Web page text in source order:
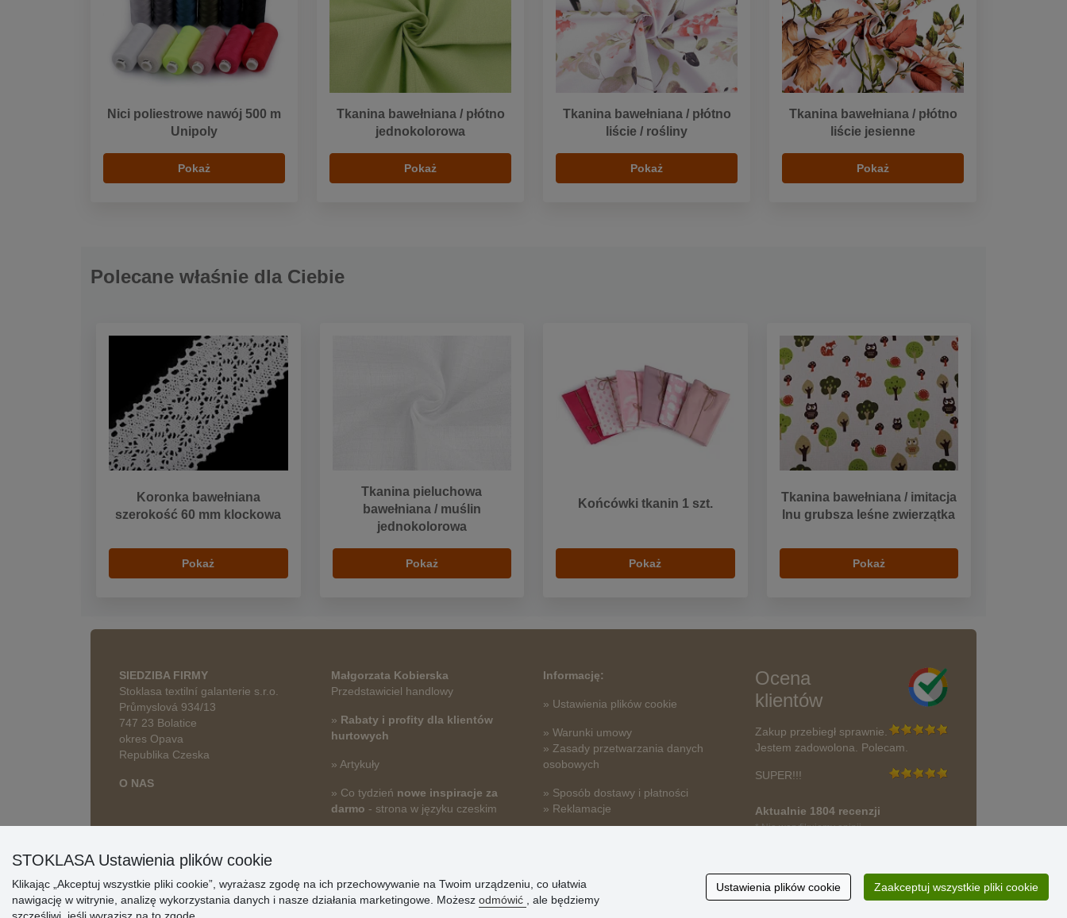
Nici poliestrowe nawój 500 m
Unipoly
Pokaż
Tkanina bawełniana / płótno
jednokolorowa
Pokaż
Tkanina bawełniana / płótno
liście / rośliny
Pokaż
Tkanina bawełniana / płótno
liście jesienne
Pokaż
Polecane właśnie dla Ciebie
Koronka bawełniana
szerokość 60 mm klockowa
Pokaż
Tkanina pieluchowa
bawełniana / muślin
jednokolorowa
Pokaż
Końcówki tkanin 1 szt.
Pokaż
Tkanina bawełniana / imitacja
lnu grubsza leśne zwierzątka
Pokaż
SIEDZIBA FIRMY
Stoklasa textilní galanterie s.r.o.
Průmyslová 934/13
747 23 Bolatice
okres Opava
Republika Czeska
O NAS
Małgorzata Kobierska
Przedstawiciel handlowy
» Rabaty i profity dla klientów
hurtowych
» Artykuły
» Co tydzień nowe inspiracje za
darmo - strona w języku czeskim
Informację:
» Ustawienia plików cookie
» Warunki umowy
» Zasady przetwarzania danych
osobowych
» Sposób dostawy i płatności
» Reklamacje
Ocena
klientów
Zakup przebiegł sprawnie.
Jestem zadowolona. Polecam.
SUPER!!!
Aktualnie 1804 recenzji
* Nie weryfikujemy opinii
STOKLASA Ustawienia plików cookie
Klikając „Akceptuj wszystkie pliki cookie”, wyrażasz zgodę na ich przechowywanie na Twoim urządzeniu, co ułatwia
nawigację w witrynie, analizę wykorzystania danych i nasze działania marketingowe. Możesz odmówić
, ale będziemy
Ustawienia plików cookie Zaakceptuj wszystkie pliki cookie